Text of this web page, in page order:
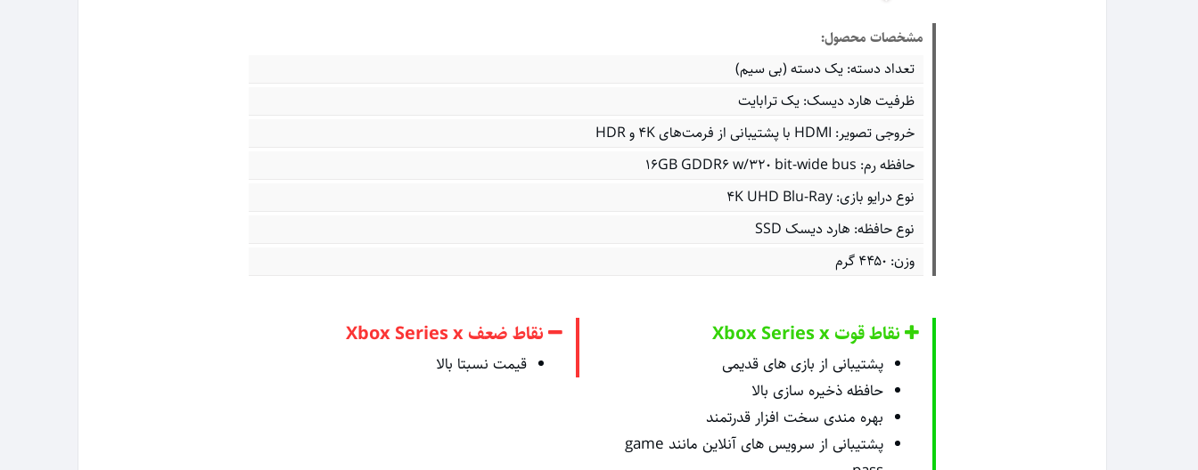
مشخصات محصول:
تعداد دسته: یک دسته (بی سیم)
ظرفیت هارد دیسک: یک ترابایت
خروجی تصویر: HDMI با پشتیبانی از فرمت‌های 4K و HDR
حافظه رم: 16GB GDDR6 w/320 bit-wide bus
نوع درایو بازی: 4K UHD Blu-Ray
نوع حافظه: هارد دیسک SSD
وزن: ۴۴۵۰ گرم
نقاط قوت Xbox Series x
پشتیبانی از بازی های قدیمی
حافظه ذخیره سازی بالا
بهره مندی سخت افزار قدرتمند
پشتیبانی از سرویس های آنلاین مانند game
نقاط ضعف Xbox Series x
قیمت نسبتا بالا